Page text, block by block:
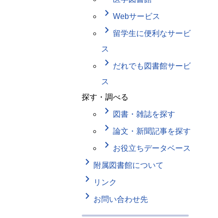
keyboard_arrow_right Webサービス
keyboard_arrow_right 留学生に便利なサービ
ス
keyboard_arrow_right だれでも図書館サービ
ス
探す・調べる
keyboard_arrow_right 図書・雑誌を探す
keyboard_arrow_right 論文・新聞記事を探す
keyboard_arrow_right お役立ちデータベース
keyboard_arrow_right 附属図書館について
keyboard_arrow_right リンク
keyboard_arrow_right お問い合わせ先